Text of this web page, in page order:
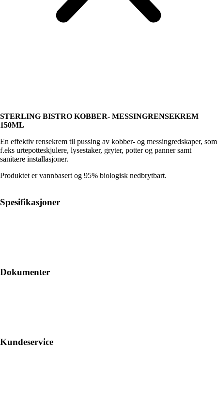
STERLING BISTRO KOBBER- MESSINGRENSEKREM
150ML
En effektiv rensekrem til pussing av kobber- og messingredskaper, som
f.eks urtepotteskjulere, lysestaker, gryter, potter og panner samt
sanitære installasjoner.
Produktet er vannbasert og 95% biologisk nedbrytbart.
Spesifikasjoner
Dokumenter
Kundeservice